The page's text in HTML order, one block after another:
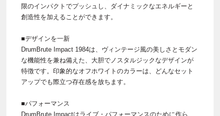
限のインパクトでプッシュし、ダイナミックなエネルギーと
創造性を加えることができます。
■デザインを一新
DrumBrute Impact 1984は、ヴィンテージ風の美しさとモダン
な機能性を兼ね備えた、大胆でノスタルジックなデザインが
特徴です。印象的なオフホワイトのカラーは、どんなセット
アップでも際立つ存在感を放ちます。
■パフォーマンス
DrumBrute Impactはライブ・パフォーマンスのために作ら